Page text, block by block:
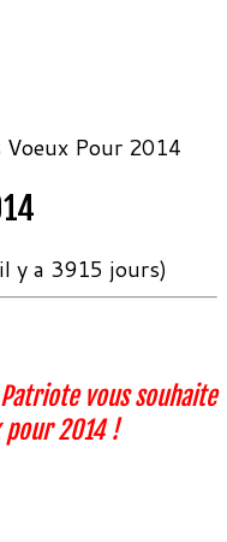
Pour 2014
y a 3915 jours)
vous souhaite
2014 !